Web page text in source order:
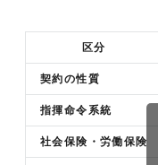
区分
契約の性質
指揮命令系統
社会保険・労働保険